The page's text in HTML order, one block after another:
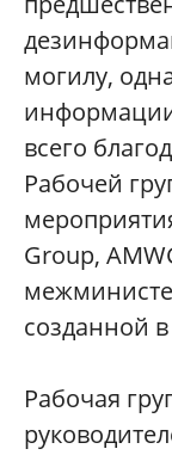
могилу,
информации
всего
Рабочей
Group,
созданной
Рабочая